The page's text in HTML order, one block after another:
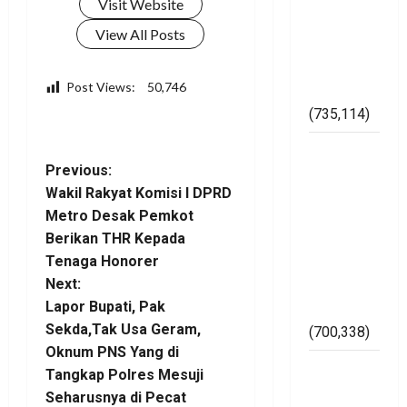
n
v
i
g
a
t
i
o
Tenaga Honorer
Next:
Sekda,Tak Usa Geram,
Tinggalkan Balasan
Alamat email Anda tidak akan
dipublikasikan.
Ruas yang
wajib ditandai
Komentar*
(735,114)
(700,338)